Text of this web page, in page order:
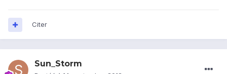
Citer
Sun_Storm